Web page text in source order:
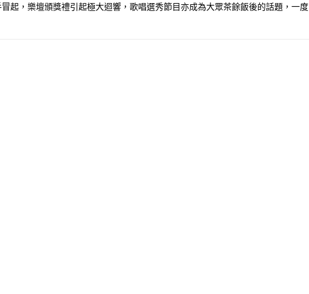
起，樂壇頒獎禮引起極大迴響，歌唱選秀節目亦成為大眾茶餘飯後的話題，一度